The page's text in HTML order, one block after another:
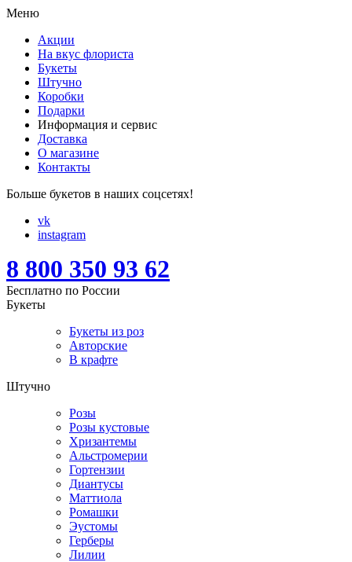
Меню
Акции
На вкус флориста
Букеты
Штучно
Коробки
Подарки
Информация и сервис
Доставка
О магазине
Контакты
Больше букетов в наших соцсетях!
vk
instagram
8 800 350 93 62
Бесплатно по России
Букеты
Букеты из роз
Авторские
В крафте
Штучно
Розы
Розы кустовые
Хризантемы
Альстромерии
Гортензии
Диантусы
Маттиола
Ромашки
Эустомы
Герберы
Лилии